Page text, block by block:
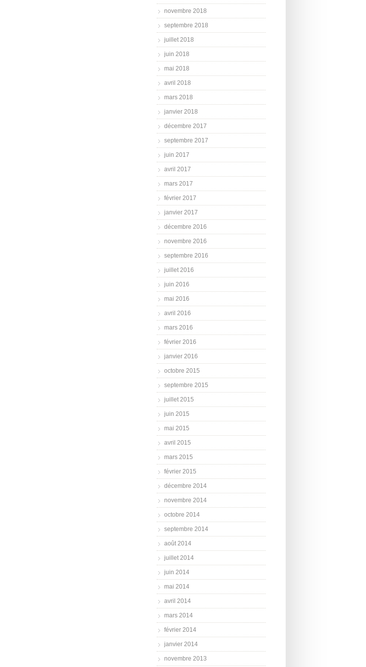
novembre 2018
septembre 2018
juillet 2018
juin 2018
mai 2018
avril 2018
mars 2018
janvier 2018
décembre 2017
septembre 2017
juin 2017
avril 2017
mars 2017
février 2017
janvier 2017
décembre 2016
novembre 2016
septembre 2016
juillet 2016
juin 2016
mai 2016
avril 2016
mars 2016
février 2016
janvier 2016
octobre 2015
septembre 2015
juillet 2015
juin 2015
mai 2015
avril 2015
mars 2015
février 2015
décembre 2014
novembre 2014
octobre 2014
septembre 2014
août 2014
juillet 2014
juin 2014
mai 2014
avril 2014
mars 2014
février 2014
janvier 2014
novembre 2013